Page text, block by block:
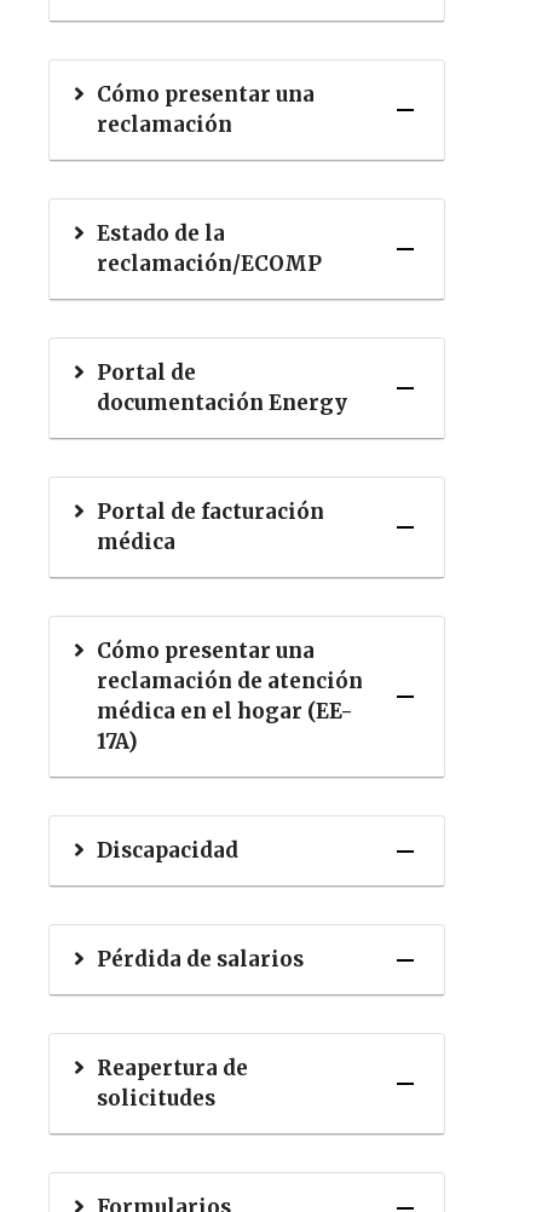
Cómo presentar una
reclamación
Estado de la
reclamación/ECOMP
Portal de
documentación Energy
Portal de facturación
médica
Cómo presentar una
reclamación de atención
médica en el hogar (EE-
17A)
Discapacidad
Pérdida de salarios
Reapertura de
solicitudes